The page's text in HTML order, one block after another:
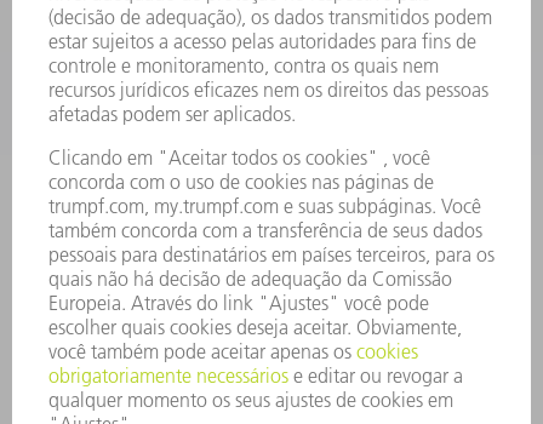
SETORES
EMPRESA
CARREIRA
OFERTAS DE EMPREGO
PERFIL DA EMPRESA
RELATÓRIO FINANCEIRO ANUAL
PRINCÍPIOS EMPRESARIAIS
COMPLIANCE
SISTEMA DE DENÚNCIAS
SEGURANÇA
COMUNICADOS À IMPRENSA
REVISTAS
SUSTENTABILIDADE
MEIO AMBIENTE E CLIMA
SOCIAL E CORPORATIVO
ADMINISTRAÇÃO EMPRESARIAL